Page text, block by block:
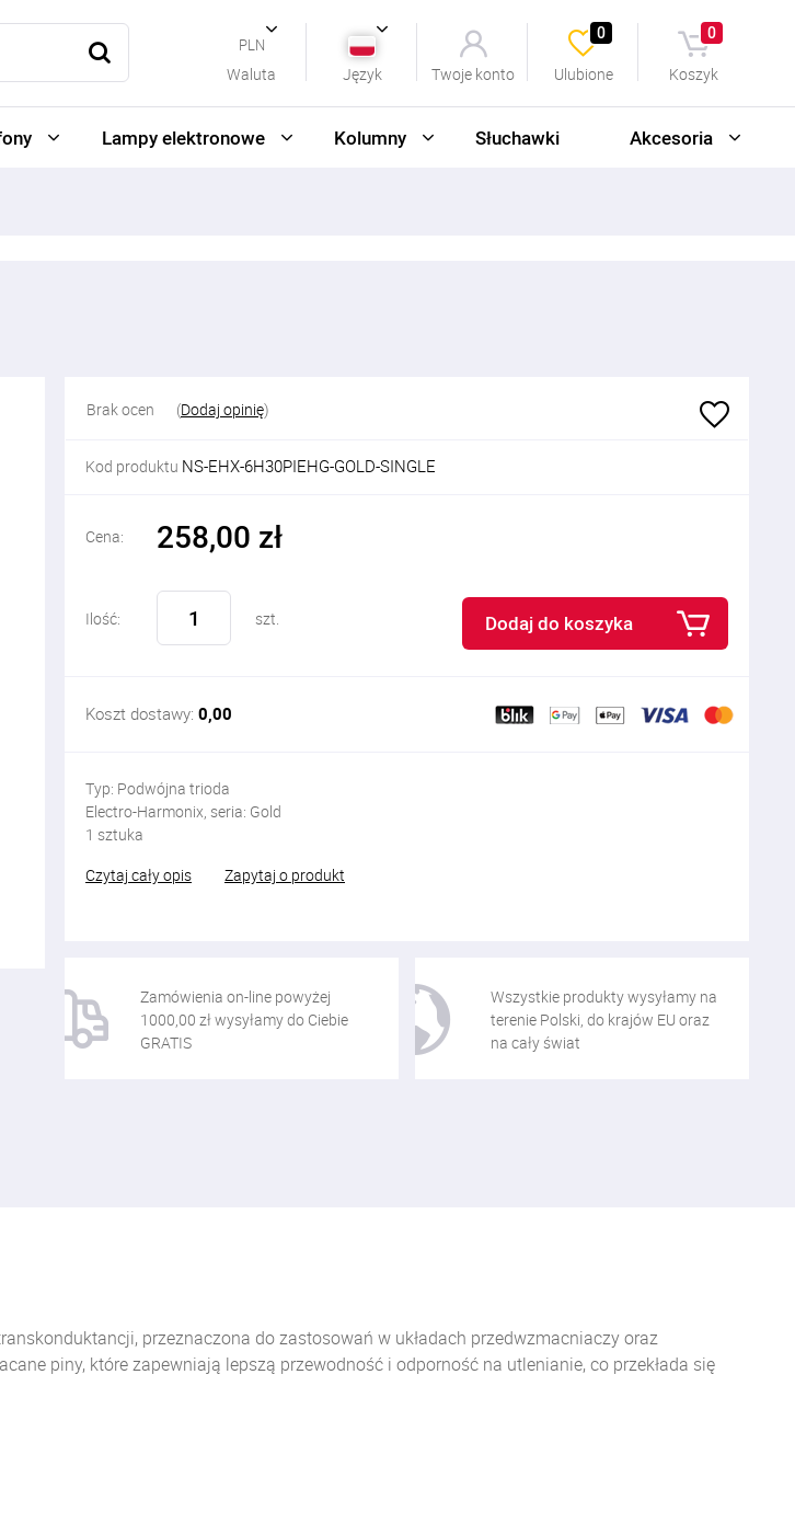
Waluta
PLN
Język Twoje konto Ulubione
0
Koszyk
0
Lampy elektronowe Kolumny Słuchawki Akcesoria
Brak ocen (Dodaj opinię)
Kod produktu NS-EHX-6H30PIEHG-GOLD-SINGLE
Cena: 258,00 zł
Ilość: szt. Dodaj do koszyka
Koszt dostawy: 0,00
Typ: Podwójna trioda
Electro-Harmonix, seria: Gold
1 sztuka
Czytaj cały opis
Zapytaj o produkt
Zamówienia on-line powyżej
1000,00 zł wysyłamy do Ciebie
GRATIS
Wszystkie produkty wysyłamy na
terenie Polski, do krajów EU oraz
na cały świat
przeznaczona do zastosowań w układach przedwzmacniaczy oraz
piny, które zapewniają lepszą przewodność i odporność na utlenianie, co przekłada się